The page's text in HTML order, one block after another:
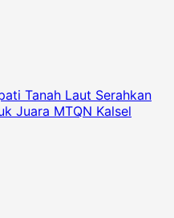
Tanah Laut Serahkan
Juara MTQN Kalsel